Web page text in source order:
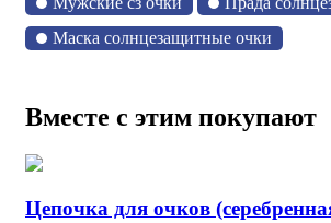
Маска солнцезащитные очки
Вместе с этим покупают
Цепочка для очков